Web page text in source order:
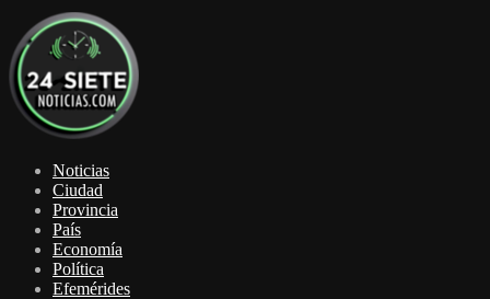
Noticias
Ciudad
Provincia
País
Economía
Política
Efemérides